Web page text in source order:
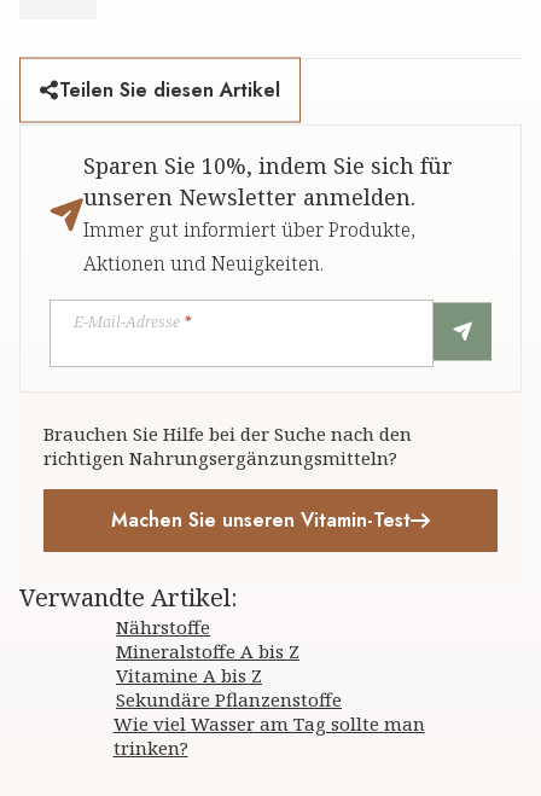
Teilen Sie diesen Artikel
Sparen Sie 10%, indem Sie sich für
unseren Newsletter anmelden.
Immer gut informiert über Produkte,
Aktionen und Neuigkeiten.
E-Mail-Adresse *
Brauchen Sie Hilfe bei der Suche nach den
richtigen Nahrungsergänzungsmitteln?
Machen Sie unseren Vitamin-Test
Verwandte Artikel:
Nährstoffe
Mineralstoffe A bis Z
Vitamine A bis Z
Sekundäre Pflanzenstoffe
Wie viel Wasser am Tag sollte man
trinken?